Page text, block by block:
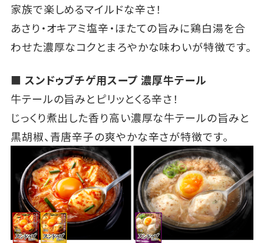
家族で楽しめるマイルドな辛さ！
あさり・オキアミ塩辛・ほたての旨みに鶏白湯を合
わせた濃厚なコクとまろやかな味わいが特徴です。
■ スンドゥブチゲ用スープ 濃厚牛テール
牛テールの旨みとピリッとくる辛さ！
じっくり煮出した香り高い濃厚な牛テールの旨みと
黒胡椒、青唐辛子の爽やかな辛さが特徴です。